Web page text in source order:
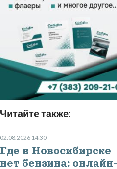
Читайте также:
02.08.2026 14:30
Где в Новосибирске
нет бензина: онлайн-